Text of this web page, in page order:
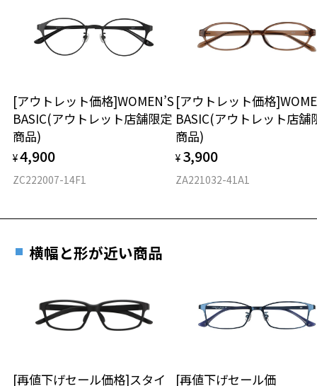
※着脱式サングラス：デモレンズ、アタッチメント込みの重さ
タイプ
材質
フロント素材：ステンレス
もっと見る
[アウトレット価格]WOMEN’S
BASIC(アウトレット店舗限定
商品)
¥4,900
ZC222007-14F1
[アウトレット価格
BASIC(アウトレット店舗
商品)
¥ 3,900
ZA221032-41A1
横幅と形が近い商品
[再値下げセール価格]スタイ
[再値下げセール価